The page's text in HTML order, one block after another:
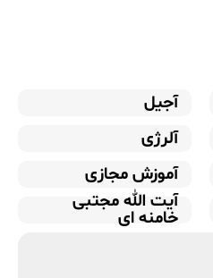
آجیل
آلرژی
آموزش مجازی
آیت الله مجتبی
خامنه ای